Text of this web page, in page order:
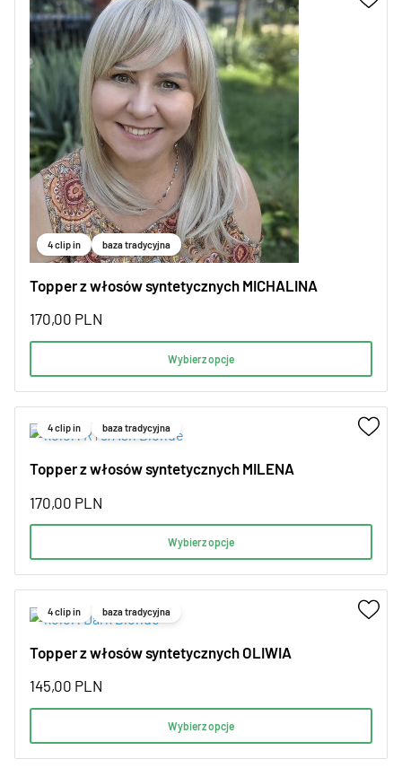
4 clip in baza tradycyjna
Topper z włosów syntetycznych MICHALINA
170,00 PLN
Wybierz opcje
4 clip in baza tradycyjna
Topper z włosów syntetycznych MILENA
170,00 PLN
Wybierz opcje
4 clip in baza tradycyjna
Topper z włosów syntetycznych OLIWIA
145,00 PLN
Wybierz opcje